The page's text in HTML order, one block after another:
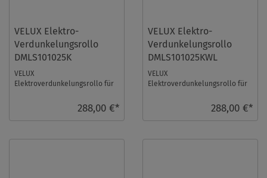
VELUX Elektro-
Verdunkelungsrollo
DMLS101025K
VELUX
Elektroverdunkelungsrollo für
Schiene, io-homecontrol288,00 €*
VELUX Elektro-
Verdunkelungsrollo
DMLS101025KWL
VELUX
Elektroverdunkelungsrollo für
Schiene, io-homecontrol komp
288,00 €*